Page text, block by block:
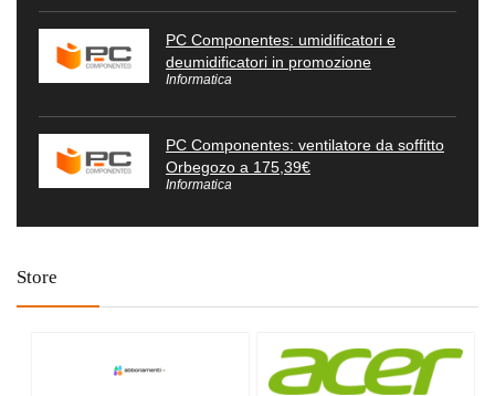
PC Componentes: umidificatori e
deumidificatori in promozione
Informatica
PC Componentes: ventilatore da soffitto
Orbegozo a 175,39€
Informatica
Store